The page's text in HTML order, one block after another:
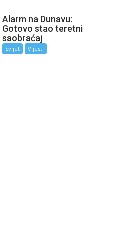
Alarm na Dunavu:
Gotovo stao teretni
saobraćaj
Svijet Vijesti